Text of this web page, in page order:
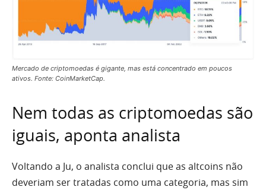
Mercado de criptomoedas é gigante, mas está concentrado em poucos
ativos. Fonte: CoinMarketCap.
Nem todas as criptomoedas são
iguais, aponta analista
Voltando a Ju, o analista conclui que as altcoins não
deveriam ser tratadas como uma categoria, mas sim